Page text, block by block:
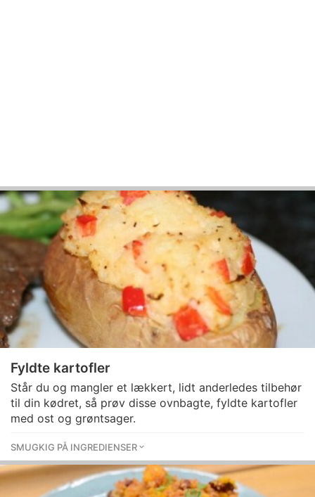
Fyldte kartofler
Står du og mangler et lækkert, lidt anderledes tilbehør
til din kødret, så prøv disse ovnbagte, fyldte kartofler
med ost og grøntsager.
SMUGKIG PÅ INGREDIENSER